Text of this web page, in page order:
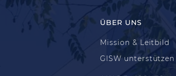
ÜBER UNS
Mission & Leitbild
GISW unterstützen